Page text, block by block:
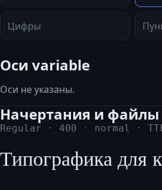
Цифры
Оси variable
Оси не указаны.
Начертания и файлы
Regular · 400 · normal ·
Типографика для